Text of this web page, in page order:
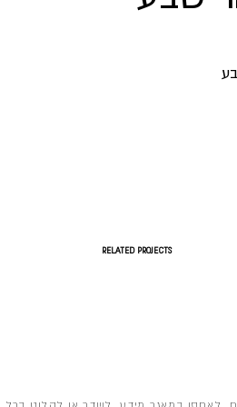
RELATED PROJECTS